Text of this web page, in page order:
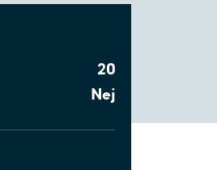
20
Nej